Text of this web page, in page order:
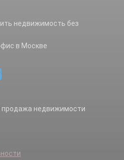
недвижимость без
в Москве